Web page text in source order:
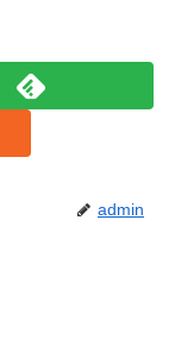
admin